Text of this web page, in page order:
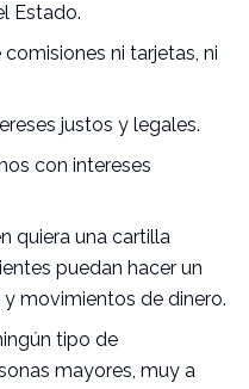
Estado.
ni tarjetas, ni
justos y legales.
con intereses
quiera una cartilla
puedan hacer un
movimientos de dinero.
tipo de
mayores, muy a